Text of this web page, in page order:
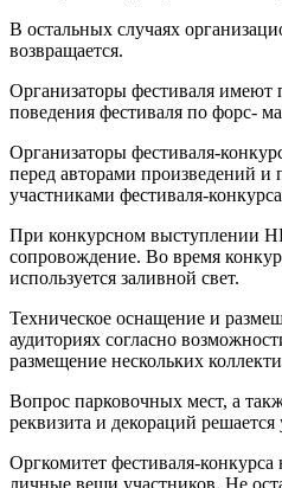
В остальных случаях
возвращается.
Организаторы фестиваля имеют
поведения фестиваля по форс-
Организаторы фестиваля-
перед авторами произведений и
участниками фестиваля-
При конкурсном выступлении
сопровождение. Во время
используется заливной свет.
Техническое оснащение и
аудиториях согласно
размещение нескольких
Вопрос парковочных мест, а
реквизита и декораций
Оргкомитет фестиваля-конкурса
личные вещи участников. Не